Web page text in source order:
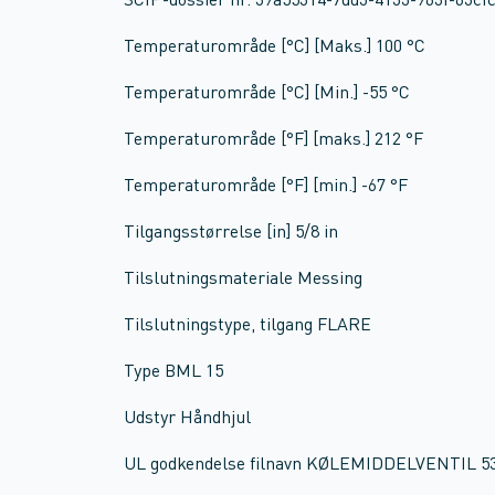
Temperaturområde [°C] [Maks.] 100 °C
Temperaturområde [°C] [Min.] -55 °C
Temperaturområde [°F] [maks.] 212 °F
Temperaturområde [°F] [min.] -67 °F
Tilgangsstørrelse [in] 5/8 in
Tilslutningsmateriale Messing
Tilslutningstype, tilgang FLARE
Type BML 15
Udstyr Håndhjul
UL godkendelse filnavn KØLEMIDDELVENTIL